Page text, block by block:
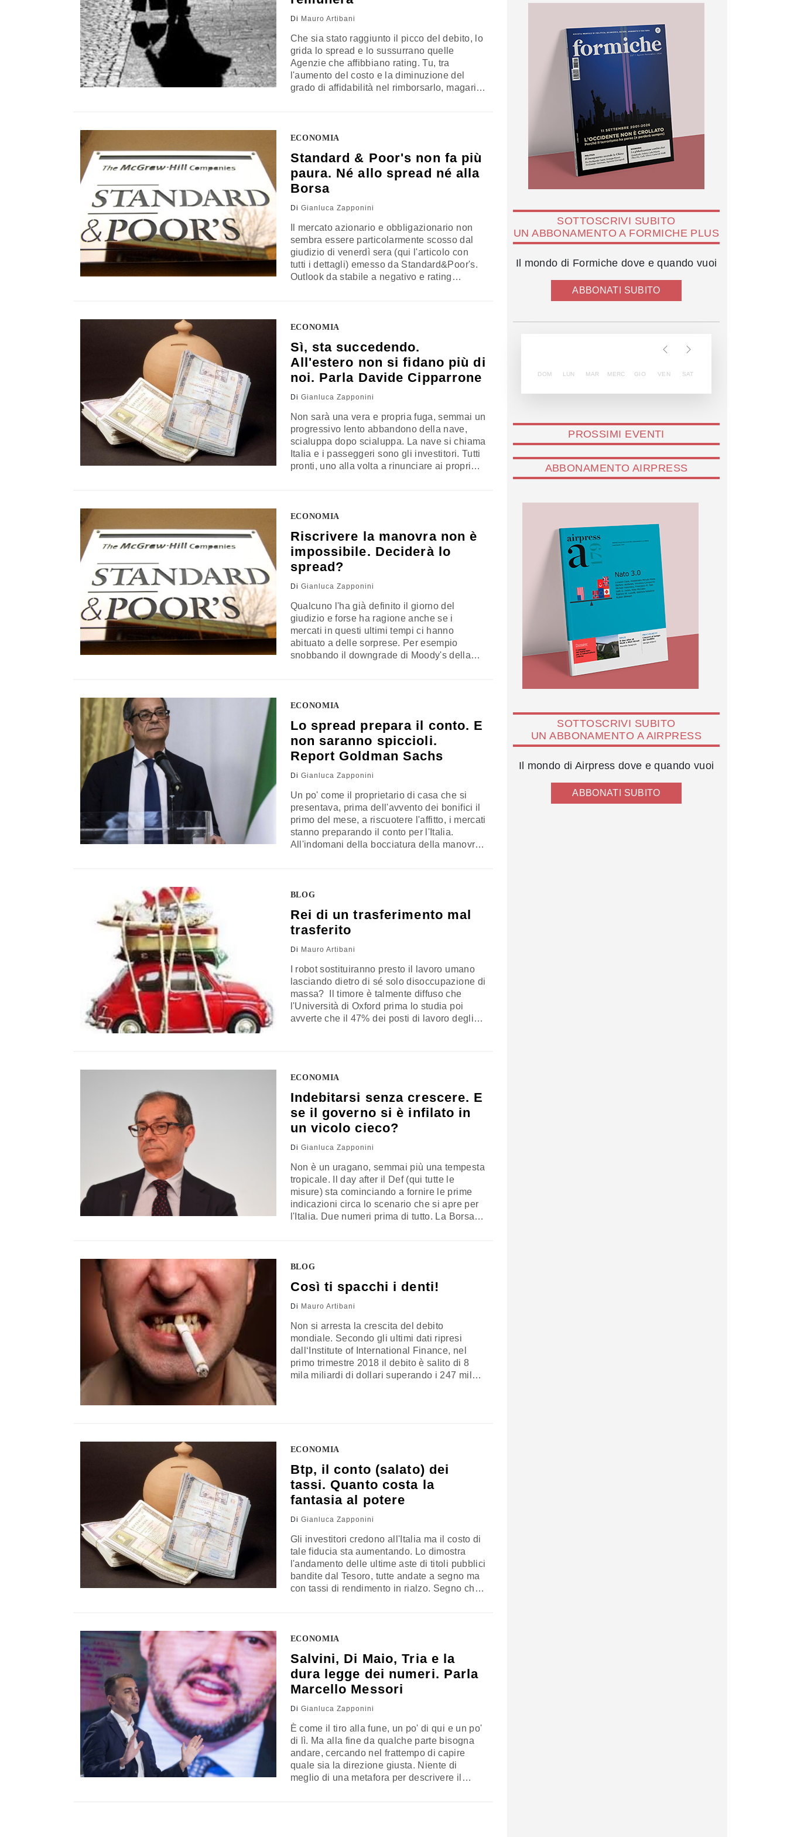
Di Mauro Artibani
Che sia stato raggiunto il picco del debito, lo
grida lo spread e lo sussurrano quelle
Agenzie che affibbiano rating. Tu, tra
l'aumento del costo e la diminuzione del
grado di affidabilità nel rimborsarlo, magari
questo Governo prova a farlo con una
ECONOMIA
Standard & Poor's non fa più
paura. Né allo spread né alla
Borsa
Di Gianluca Zapponini
Il mercato azionario e obbligazionario non
sembra essere particolarmente scosso dal
giudizio di venerdì sera (qui l'articolo con
tutti i dettagli) emesso da Standard&Poor's.
Outlook da stabile a negativo e rating
questa mattina si aspettava sfaceli e invece
ECONOMIA
Sì, sta succedendo.
All'estero non si fidano più di
noi. Parla Davide Cipparrone
Di Gianluca Zapponini
Non sarà una vera e propria fuga, semmai un
progressivo lento abbandono della nave,
scialuppa dopo scialuppa. La nave si chiama
Italia e i passeggeri sono gli investitori. Tutti
pronti, uno alla volta a rinunciare ai propri
downgrade…
ECONOMIA
Riscrivere la manovra non è
impossibile. Deciderà lo
spread?
Di Gianluca Zapponini
Qualcuno l'ha già definito il giorno del
giudizio e forse ha ragione anche se i
mercati in questi ultimi tempi ci hanno
abituato a delle sorprese. Per esempio
snobbando il downgrade di Moody's della
spread non sia risalito, ci mancherebbe.
ECONOMIA
Lo spread prepara il conto. E
non saranno spiccioli.
Report Goldman Sachs
Di Gianluca Zapponini
Un po' come il proprietario di casa che si
presentava, prima dell'avvento dei bonifici il
primo del mese, a riscuotere l'affitto, i mercati
stanno preparando il conto per l'Italia.
All'indomani della bocciatura della manovra
l'Europa è un problema politico e…
BLOG
Rei di un trasferimento mal
trasferito
Di Mauro Artibani
I robot sostituiranno presto il lavoro umano
lasciando dietro di sé solo disoccupazione di
massa? Il timore è talmente diffuso che
l'Università di Oxford prima lo studia poi
avverte che il 47% dei posti di lavoro degli
ECONOMIA
Indebitarsi senza crescere. E
se il governo si è infilato in
un vicolo cieco?
Di Gianluca Zapponini
Non è un uragano, semmai più una tempesta
tropicale. Il day after il Def (qui tutte le
misure) sta cominciando a fornire le prime
indicazioni circa lo scenario che si apre per
l'Italia. Due numeri prima di tutto. La Borsa è
BLOG
Così ti spacchi i denti!
Di Mauro Artibani
Non si arresta la crescita del debito
mondiale. Secondo gli ultimi dati ripresi
dall‘Institute of International Finance, nel
primo trimestre 2018 il debito è salito di 8
mila miliardi di dollari superando i 247 mila
ECONOMIA
Btp, il conto (salato) dei
tassi. Quanto costa la
fantasia al potere
Di Gianluca Zapponini
Gli investitori credono all'Italia ma il costo di
tale fiducia sta aumentando. Lo dimostra
l'andamento delle ultime aste di titoli pubblici
bandite dal Tesoro, tutte andate a segno ma
con tassi di rendimento in rialzo. Segno che
parte della spesa…
ECONOMIA
Salvini, Di Maio, Tria e la
dura legge dei numeri. Parla
Marcello Messori
Di Gianluca Zapponini
È come il tiro alla fune, un po' di qui e un po'
di lì. Ma alla fine da qualche parte bisogna
andare, cercando nel frattempo di capire
quale sia la direzione giusta. Niente di
meglio di una metafora per descrivere il
SOTTOSCRIVI SUBITO
UN ABBONAMENTO A FORMICHE PLUS
Il mondo di Formiche dove e quando vuoi
ABBONATI SUBITO
DOM LUN MAR MERC GIO VEN SAT
PROSSIMI EVENTI
ABBONAMENTO AIRPRESS
SOTTOSCRIVI SUBITO
UN ABBONAMENTO A AIRPRESS
Il mondo di Airpress dove e quando vuoi
ABBONATI SUBITO